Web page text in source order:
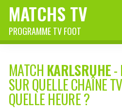
MATCHS TV
PROGRAMME TV FOOT
MATCH KARLSRUHE-
SUR QUELLE CHAÎNE
QUELLE HEURE ?